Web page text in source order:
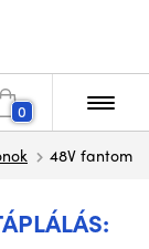
0
48V fantom